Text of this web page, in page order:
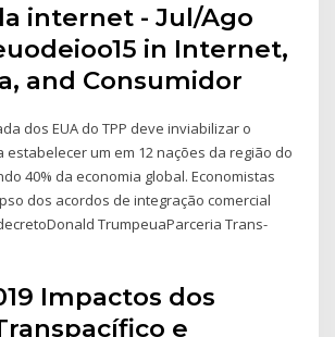
internet - Jul/Ago
in Internet,
and Consumidor
dos EUA do TPP deve inviabilizar o
estabelecer um em 12 nações da região do
40% da economia global. Economistas
dos acordos de integração comercial
TrumpeuaParceria Trans-
Impactos dos
e